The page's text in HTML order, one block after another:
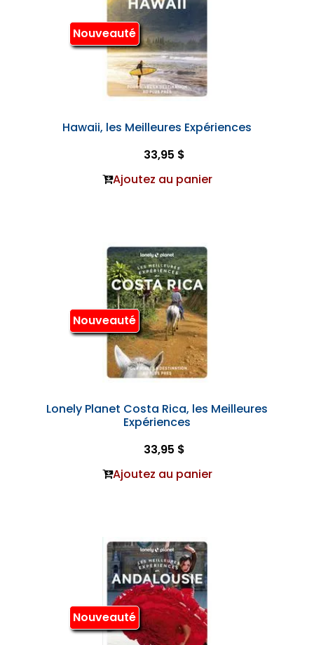
Nouveauté
Hawaii, les Meilleures Expériences
33,95 $
Ajoutez au panier
Nouveauté
Lonely Planet Costa Rica, les Meilleures
Expériences
33,95 $
Ajoutez au panier
Nouveauté